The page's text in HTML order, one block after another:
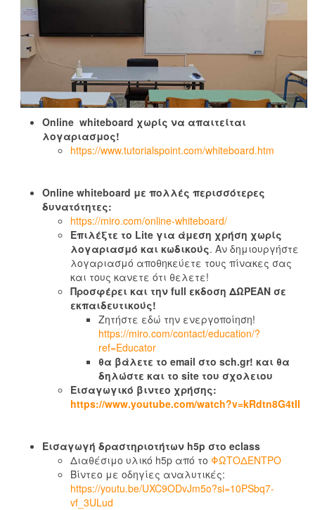
Online whiteboard χωρίς να απαιτείται
λογαριασμος!
https://www.tutorialspoint.com/whiteboard.htm
Online whiteboard με πολλές περισσότερες
δυνατότητες:
https://miro.com/online-whiteboard/
Επιλέξτε το Lite για άμεση χρήση χωρίς
λογαριασμό και κωδικούς. Αν δημιουργήστε
λογαριασμό αποθηκεύετε τους πίνακες σας
και τους κανετε ότι θελετε!
Προσφέρει και την full εκδοση ΔΩΡΕΑΝ σε
εκπαιδευτικούς!
Ζητήστε εδώ την ενεργοποίηση!
https://miro.com/contact/education/?
ref=Educator
θα βάλετε το email στο sch.gr! και θα
δηλώστε και το site του σχολειου
Εισαγωγικό βιντεο χρήσης:
https://www.youtube.com/watch?v=kRdtn8G4tII
Εισαγωγή δραστηριοτήτων h5p στο eclass
Διαθέσιμο υλικό h5p από το ΦΩΤΟΔΕΝΤΡΟ
Βίντεο με οδηγίες αναλυτικές:
https://youtu.be/UXC9ODvJm5o?si=10PSbq7-
vf_3ULud